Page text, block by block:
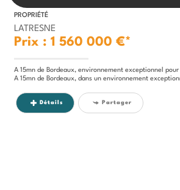
PROPRIÉTÉ
LATRESNE
Prix : 1 560 000 €*
A 15mn de Bordeaux, dans un environnement exceptionnel et préservé, ce domaine
Détails Partager